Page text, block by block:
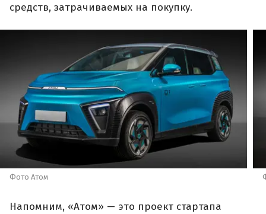
средств, затрачиваемых на покупку.
Фото Атом
Напомним, «Атом» — это проект стартапа